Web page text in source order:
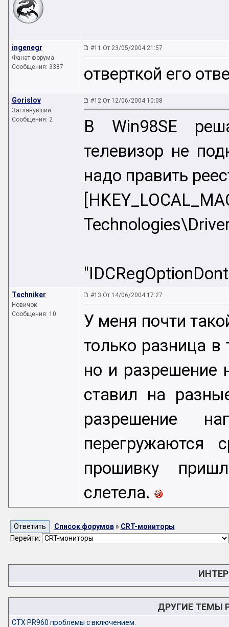
ingenegr
Фанат форума
Сообщения: 3387
#11 От 23/05/2004 21:57
отверткой его
Gorislov
Заглянувший
Сообщения: 2
#12 От 12/06/2004 10:08
В Win98SE
телевизор не
надо править
Techniker
Новичок
Сообщения: 10
#13 От 14/06/2004 17:27
У меня почти
только разница в
но и разрешение
ставил на
разрешение
прошивку
слетела.
Список форумов» CRT-мониторы
Перейти:
ДРУГИЕ ТЕМЫ
CTX PR960 проблемы с включением.